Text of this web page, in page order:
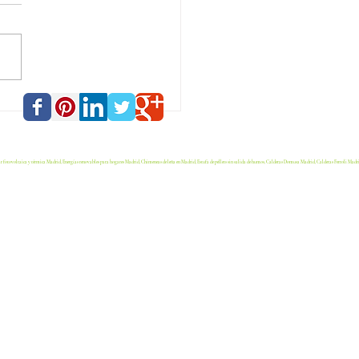
qué elegir una estufa
de pellets
Ahorro y confort
y térmica Madrid, Energías renovables para hogares Madrid, Chimeneas de leña en Madrid, Estufa de pellets sin salida de humos, Calderas Domusa Madrid, Calderas Ferroli